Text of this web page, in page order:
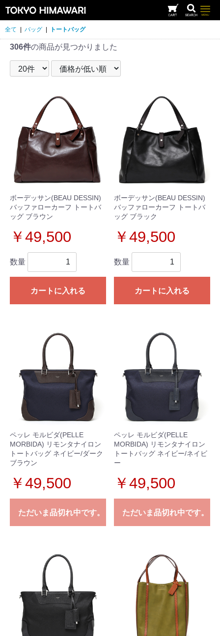
全て バッグ トートバッグ
306件の商品が見つかりました
ボーデッサン(BEAU DESSIN)
バッファローカーフ トートバ
ッグ ブラウン
￥49,500
数量
カートに入れる
ボーデッサン(BEAU DESSIN)
バッファローカーフ トートバ
ッグ ブラック
￥49,500
数量
カートに入れる
ペッレ モルビダ(PELLE
MORBIDA) リモンタナイロン
トートバッグ ネイビー/ダーク
ブラウン
￥49,500
ただいま品切れ中です。
ペッレ モルビダ(PELLE
MORBIDA) リモンタナイロン
トートバッグ ネイビー/ネイビ
ー
￥49,500
ただいま品切れ中です。